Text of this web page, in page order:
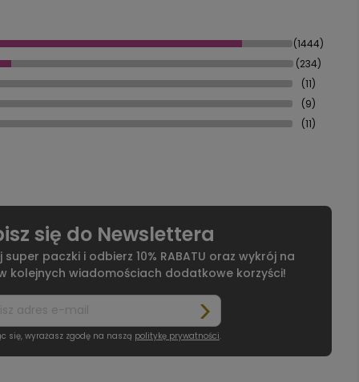
(1444)
(234)
(11)
(9)
(11)
się do Newslettera
paczki i odbierz 10% RABATU oraz wykrój na
kolejnych wiadomościach dodatkowe korzyści!
się, wyrażasz zgodę na naszą politykę prywatności.